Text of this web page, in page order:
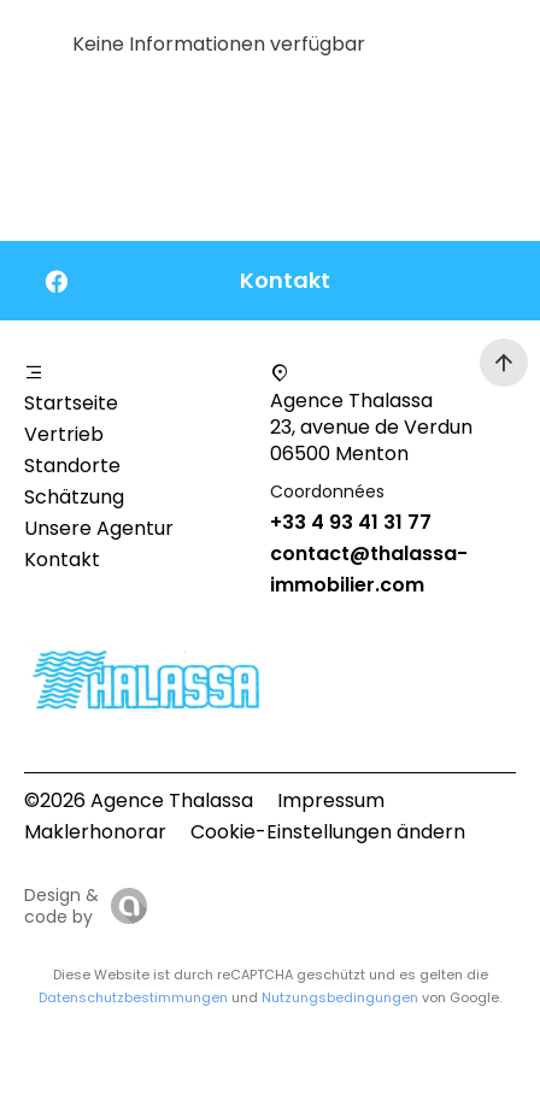
Keine Informationen verfügbar
Kontakt
Startseite
Vertrieb
Standorte
Schätzung
Unsere Agentur
Kontakt
Agence Thalassa
23, avenue de Verdun
06500 Menton
Coordonnées
+33 4 93 41 31 77
contact@thalassa-
immobilier.com
©2026 Agence Thalassa
Impressum
Maklerhonorar
Cookie-Einstellungen ändern
Design &
code by
Diese Website ist durch reCAPTCHA geschützt und es gelten die
Datenschutzbestimmungen und Nutzungsbedingungen von Google.